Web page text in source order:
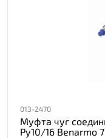
013-2470
Муфта чуг
Ру10/16 Benarmo